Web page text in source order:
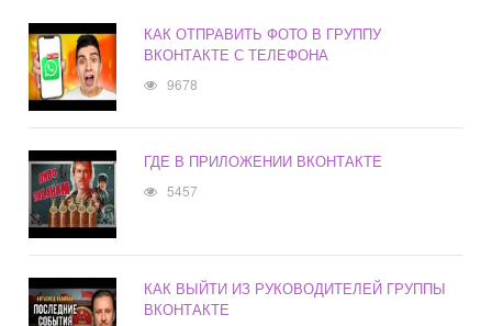
КАК ОТПРАВИТЬ ФОТО В ГРУППУ
ВКОНТАКТЕ С ТЕЛЕФОНА
9678
ГДЕ В ПРИЛОЖЕНИИ ВКОНТАКТЕ
5457
КАК ВЫЙТИ ИЗ РУКОВОДИТЕЛЕЙ ГРУППЫ
ВКОНТАКТЕ